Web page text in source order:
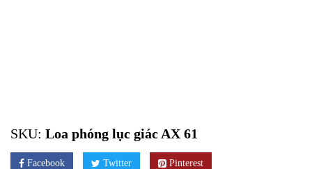
SKU: Loa phóng lục giác AX 61
Facebook Twitter Pinterest